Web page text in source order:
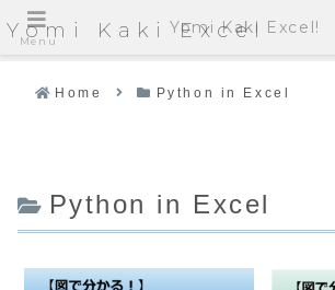
Yomi Kaki Excel
Home Python in Excel
Python in Excel
Menu
Yomi Kaki Excel!